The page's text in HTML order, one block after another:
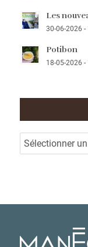
Les
30-06-2026 -
Potibon
18-05-2026 -